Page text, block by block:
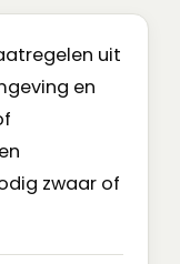
uit
en
zwaar of